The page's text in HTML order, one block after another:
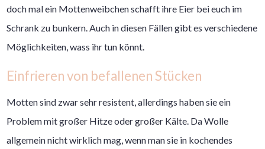
doch mal ein Mottenweibchen schafft ihre Eier bei euch im
Schrank zu bunkern. Auch in diesen Fällen gibt es verschiedene
Möglichkeiten, wass ihr tun könnt.
Einfrieren von befallenen Stücken
Motten sind zwar sehr resistent, allerdings haben sie ein
Problem mit großer Hitze oder großer Kälte. Da Wolle
allgemein nicht wirklich mag, wenn man sie in kochendes